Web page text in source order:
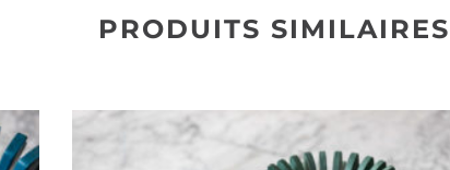
PRODUITS SIMILAIRES